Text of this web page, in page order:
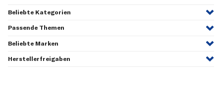
Beliebte Kategorien
Passende Themen
Beliebte Marken
Herstellerfreigaben